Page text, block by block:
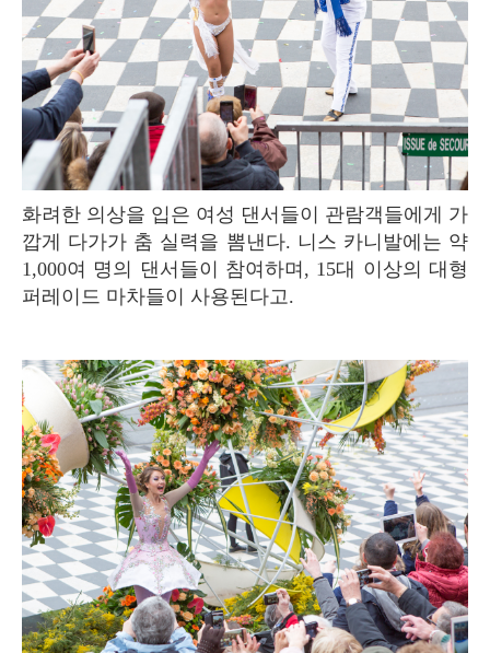
화려한 의상을 입은 여성 댄서들이 관람객들에게 가
깝게 다가가 춤 실력을 뽐낸다. 니스 카니발에는 약
1,000여 명의 댄서들이 참여하며, 15대 이상의 대형
퍼레이드 마차들이 사용된다고.